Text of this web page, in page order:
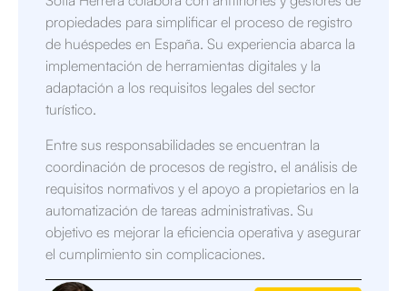
propiedades para simplificar el proceso de registro
de huéspedes en España. Su experiencia abarca la
implementación de herramientas digitales y la
adaptación a los requisitos legales del sector
turístico.
Entre sus responsabilidades se encuentran la
coordinación de procesos de registro, el análisis de
requisitos normativos y el apoyo a propietarios en la
automatización de tareas administrativas. Su
objetivo es mejorar la eficiencia operativa y asegurar
el cumplimiento sin complicaciones.